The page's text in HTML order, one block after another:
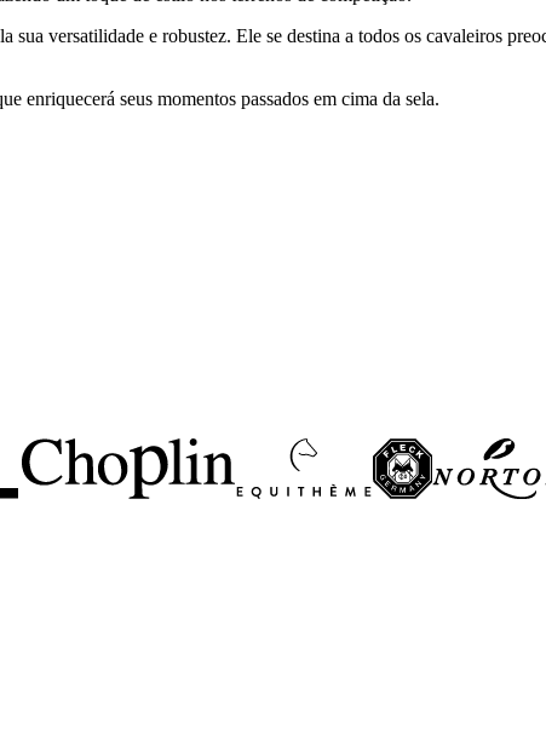
versatilidade e robustez. Ele se destina a todos os cavaleiros
enriquecerá seus momentos passados em cima da sela.